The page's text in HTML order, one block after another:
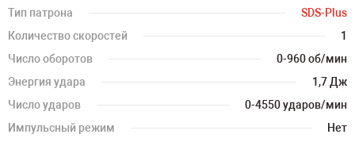
Тип патрона
SDS-Plus
Количество скоростей
1
Число оборотов
0-960 об/мин
Энергия удара
1,7 Дж
Число ударов
0-4550 ударов/мин
Импульсный режим
Нет